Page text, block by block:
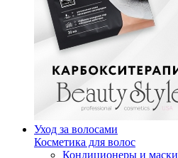
Уход за волосами
Косметика для волос
Кондиционеры и маски